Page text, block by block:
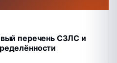
перечень СЗЛС и